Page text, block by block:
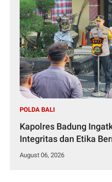
POLDA BALI
Kapolres Badung
Integritas dan Etika
August 06, 2026